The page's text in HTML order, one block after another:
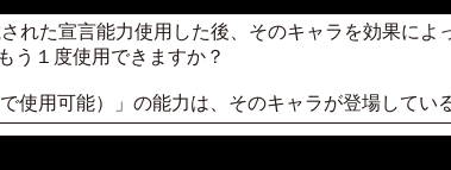
れた宣言能力使用した後、そのキャラを効果に
う１度使用できますか？
使用可能）」の能力は、そのキャラが登場してい